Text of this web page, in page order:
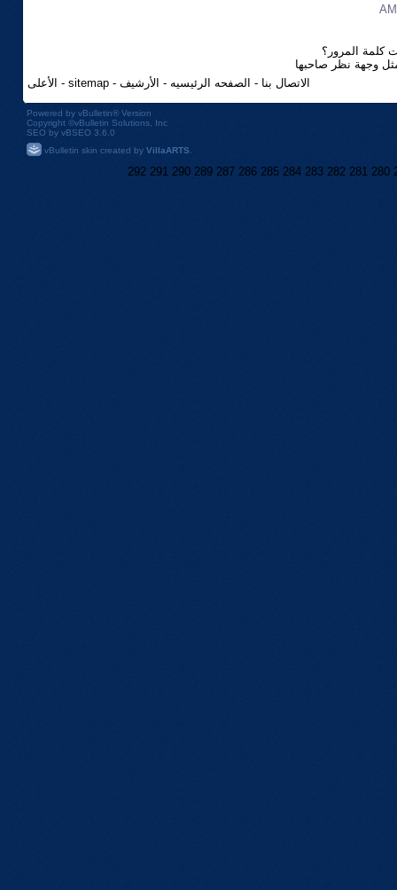
كلمة المرور؟
وجهة نظر صاحبها
الاتصال بنا - الصفحه الرئيسيه - الأرشيف -
sitemap
- الأعلى
Powered by vBulletin®Version
Copyright ©vBulletin Solutions, Inc
SEO by vBSEO 3.6.0
vBulletin skin created by VillaARTS
280
281
282
283
284
285
286
287
289
290
291
292